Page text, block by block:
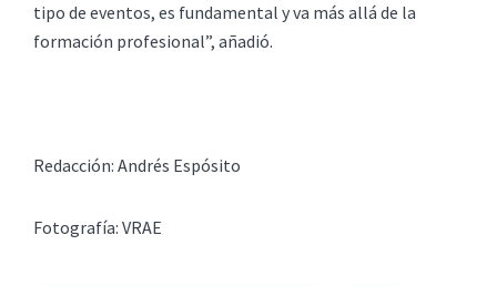
tipo de eventos, es fundamental y va más allá de la
formación profesional”, añadió.
Redacción: Andrés Espósito
Fotografía: VRAE